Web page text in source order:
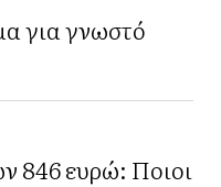
για γνωστό
846 ευρώ: Ποιοι